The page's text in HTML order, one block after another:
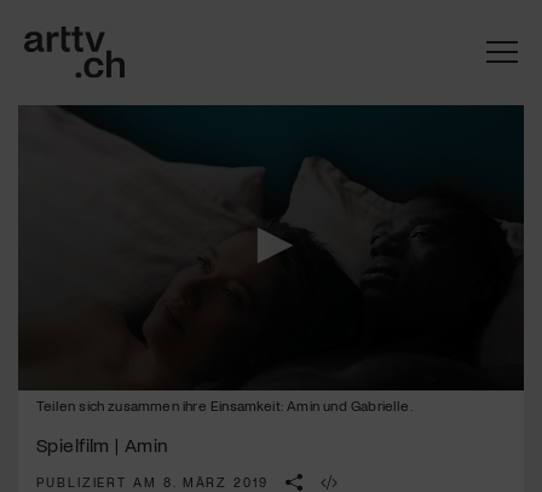
seconds
minute,
Teilen sich zusammen ihre Einsamkeit: Amin und Gabrielle.
Spielfilm | Amin
PUBLIZIERT AM 8. MÄRZ 2019
Mach mit: «Be Part of the Art»!
Engagiere dich als Kulturliebhaber:in, Kulturschaffende(r) oder
Kulturinstitution und unterstütze unsere Arbeit.